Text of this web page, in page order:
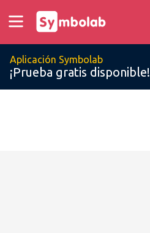
Aplicación Symbolab
¡Prueba gratis disponible!